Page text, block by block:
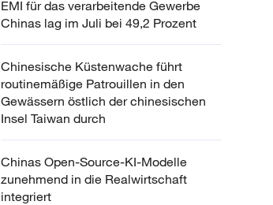
EMI für das verarbeitende Gewerbe
Chinas lag im Juli bei 49,2 Prozent
Chinesische Küstenwache führt
routinemäßige Patrouillen in den
Gewässern östlich der chinesischen
Insel Taiwan durch
Chinas Open-Source-KI-Modelle
zunehmend in die Realwirtschaft
integriert